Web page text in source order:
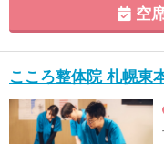
空
こころ整体院 札幌東